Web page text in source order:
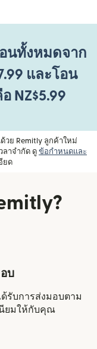
นทั้งหมดจาก
และโอน
NZ$5.99
วย Remitly ลูกค้าใหม่
ลาจำกัด ดู ข้อกำหนดและ
หม่)
ยด
บ
รับการส่งมอบตาม
นียมให้กับคุณ